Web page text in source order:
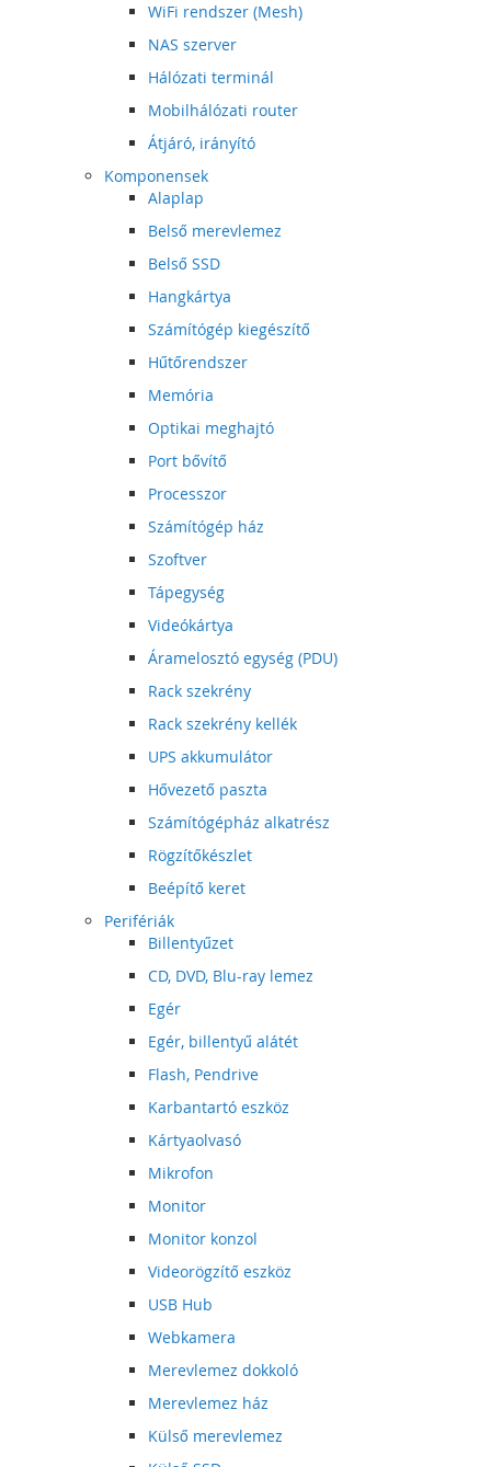
WiFi rendszer (Mesh)
NAS szerver
Hálózati terminál
Mobilhálózati router
Átjáró, irányító
Komponensek
Alaplap
Belső merevlemez
Belső SSD
Hangkártya
Számítógép kiegészítő
Hűtőrendszer
Memória
Optikai meghajtó
Port bővítő
Processzor
Számítógép ház
Szoftver
Tápegység
Videókártya
Áramelosztó egység (PDU)
Rack szekrény
Rack szekrény kellék
UPS akkumulátor
Hővezető paszta
Számítógépház alkatrész
Rögzítőkészlet
Beépítő keret
Perifériák
Billentyűzet
CD, DVD, Blu-ray lemez
Egér
Egér, billentyű alátét
Flash, Pendrive
Karbantartó eszköz
Kártyaolvasó
Mikrofon
Monitor
Monitor konzol
Videorögzítő eszköz
USB Hub
Webkamera
Merevlemez dokkoló
Merevlemez ház
Külső merevlemez